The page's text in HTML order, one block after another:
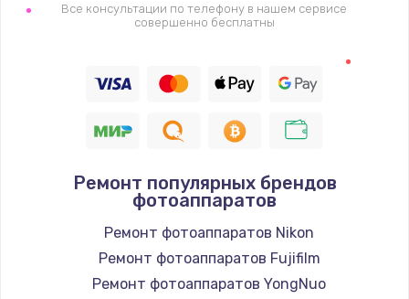
Все консультации по телефону в нашем сервисе
совершенно бесплатны
Ремонт популярных брендов
фотоаппаратов
Ремонт фотоаппаратов Nikon
Ремонт фотоаппаратов Fujifilm
Ремонт фотоаппаратов YongNuo